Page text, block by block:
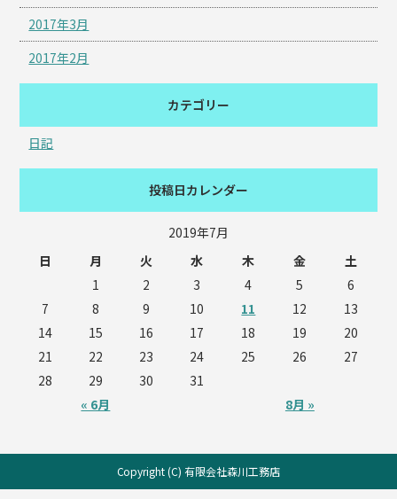
2017年3月
2017年2月
カテゴリー
日記
投稿日カレンダー
2019年7月
日
月 火 水 木 金 土
« 6月 8月 »
1 2 3 4 5
6
7
8 9 10 11 12
13
14
15 16 17 18 19
20
21
22 23 24 25 26
27
28
29 30 31
Copyright (C) 有限会社森川工務店